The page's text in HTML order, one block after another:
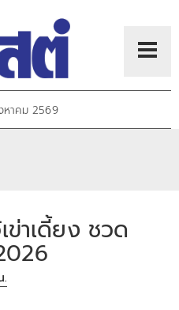
าคม 2569
ข่าเดี้ยง ชวด
.